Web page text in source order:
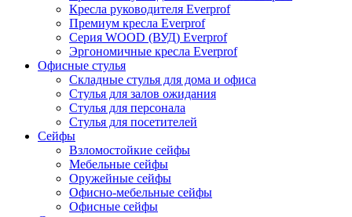
Кресла руководителя Everprof
Премиум кресла Everprof
Серия WOOD (ВУД) Everprof
Эргономичные кресла Everprof
Офисные стулья
Складные стулья для дома и офиса
Стулья для залов ожидания
Стулья для персонала
Стулья для посетителей
Сейфы
Взломостойкие сейфы
Мебельные сейфы
Оружейные сейфы
Офисно-мебельные сейфы
Офисные сейфы